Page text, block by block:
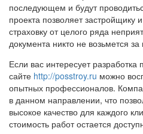
последующем и будут
проекта позволяет застройщику
страховку от целого ряда
документа никто не возьмется
Если вас интересует разработка
сайте http://posstroy.ru можно
опытных профессионалов.
в данном направлении, что
высокое качество для каждого
стоимость работ остается